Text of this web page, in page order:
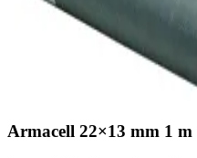
Armacell 22×13 mm 1 m